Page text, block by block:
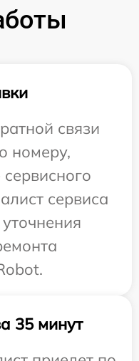
связи
номеру,
сервиса
35 минут